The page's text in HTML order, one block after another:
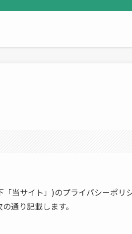
「当サイト」)のプライバシーポリ
通り記載します。